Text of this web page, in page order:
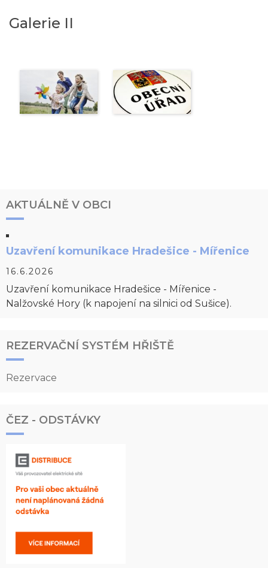
Galerie II
AKTUÁLNĚ V OBCI
Uzavření komunikace Hradešice - Mířenice
16.6.2026
Uzavření komunikace Hradešice - Mířenice -
Nalžovské Hory (k napojení na silnici od Sušice).
REZERVAČNÍ SYSTÉM HŘIŠTĚ
Rezervace
ČEZ - ODSTÁVKY